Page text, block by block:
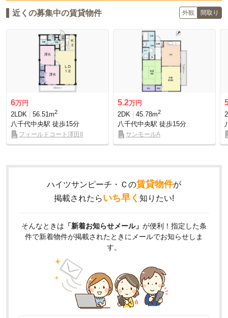
近くの募集中の賃貸物件 外観 間取り
6万円
2LDK
56.51m2
八千代中央駅 徒歩15分
フィールドコート澤田II
5.2万円
2DK
45.78m2
八千代中央駅 徒歩15分
サンモールA
ハイツサンピーチ・Ｃの賃貸物件が
掲載されたらいち早く 知りたい!
そんなときは 「新着お知らせメール」 が便利！指定した条
件で新着物件が掲載されたときにメールでお知らせしま
す。